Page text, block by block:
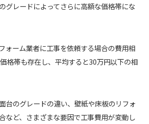
グレードによってさらに高額な価格帯にな
ォーム業者に工事を依頼する場合の費用相
格帯も存在し、平均すると30万円以下の相
台のグレードの違い、壁紙や床板のリフォ
など、さまざまな要因で工事費用が変動し